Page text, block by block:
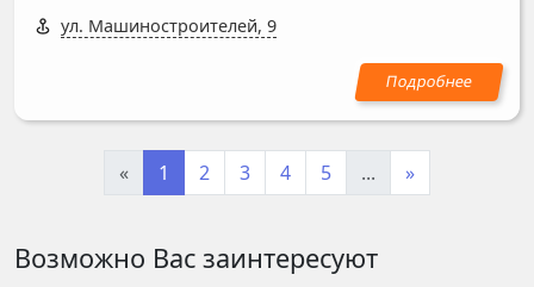
ул. Машиностроителей, 9
« 1 2 3 4 5 ... »
Возможно Вас заинтересуют